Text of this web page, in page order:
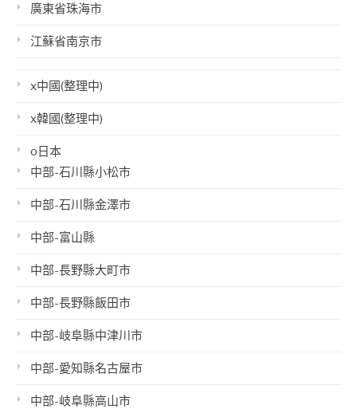
廣東省珠海市
江蘇省南京市
x中國(整理中)
x韓國(整理中)
o日本
中部-石川縣小松市
中部-石川縣金澤市
中部-富山縣
中部-長野縣大町市
中部-長野縣飯田市
中部-岐阜縣中津川市
中部-愛知縣名古屋市
中部-岐阜縣高山市